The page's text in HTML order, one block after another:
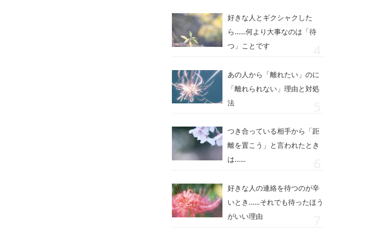
好きな人とギクシャクした
ら……何より大事なのは「待
つ」ことです
あの人から「離れたい」のに
「離れられない」理由と対処
法
つき合っている相手から「距
離を置こう」と言われたとき
は……
好きな人の連絡を待つのが辛
いとき……それでも待ったほう
がいい理由